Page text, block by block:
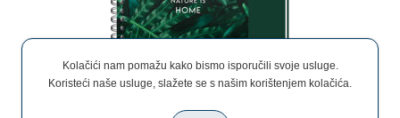
Kolačići nam pomažu kako bismo isporučili svoje usluge.
Koristeći naše usluge, slažete se s našim korištenjem kolačića.